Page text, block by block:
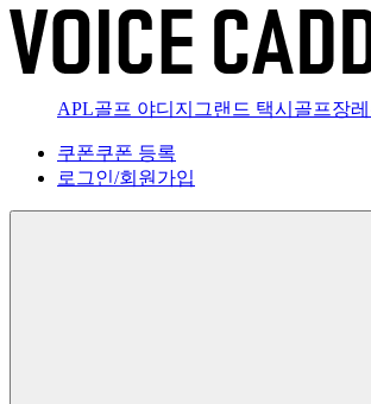
APL골프 야디지 그랜드 택시 골프장
쿠폰쿠폰 등록
로그인/회원가입